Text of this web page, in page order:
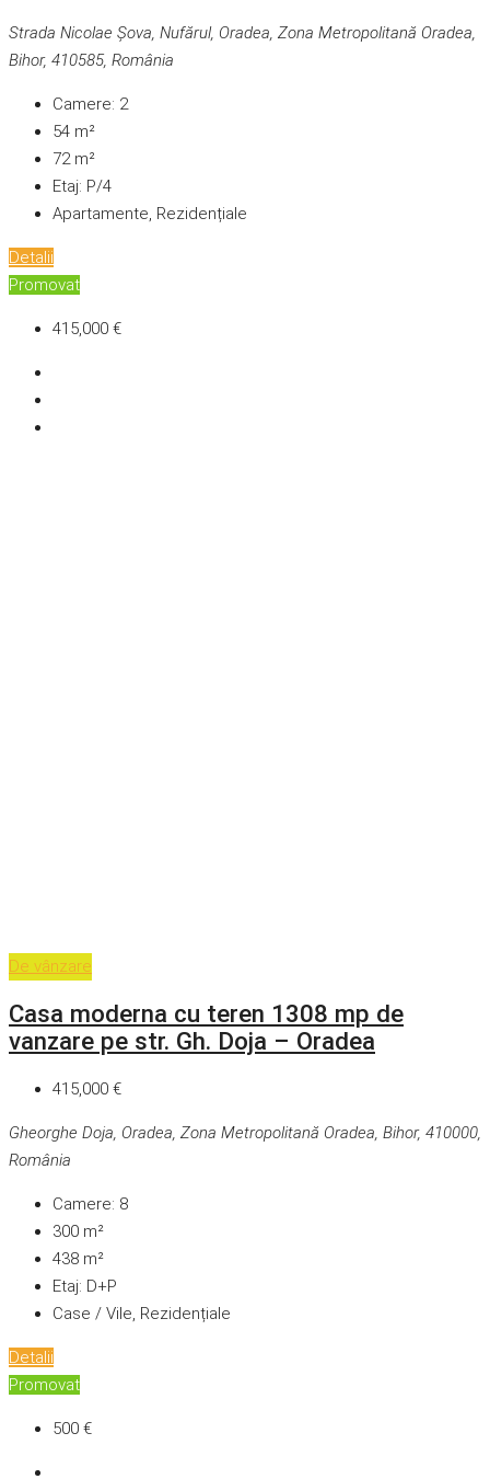
Strada Nicolae Șova, Nufărul, Oradea, Zona Metropolitană Oradea,
Bihor, 410585, România
Camere: 2
54 m²
72m²
Etaj: P/4
Apartamente, Rezidențiale
Detalii
Promovat
415,000 €
De vânzare
Casa moderna cu teren 1308 mp de
vanzare pe str. Gh. Doja – Oradea
415,000 €
Gheorghe Doja, Oradea, Zona Metropolitană Oradea, Bihor, 410000,
România
Camere: 8
300 m²
438 m²
Etaj: D+P
Case / Vile, Rezidențiale
Detalii
Promovat
500 €